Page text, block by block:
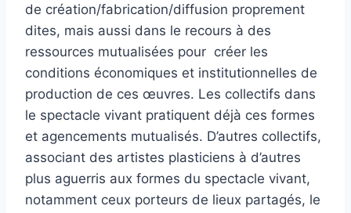
de création/fabrication/diffusion proprement
dites, mais aussi dans le recours à des
ressources mutualisées pour créer les
conditions économiques et institutionnelles de
production de ces œuvres. Les collectifs dans
le spectacle vivant pratiquent déjà ces formes
et agencements mutualisés. D’autres collectifs,
associant des artistes plasticiens à d’autres
plus aguerris aux formes du spectacle vivant,
notamment ceux porteurs de lieux partagés, le